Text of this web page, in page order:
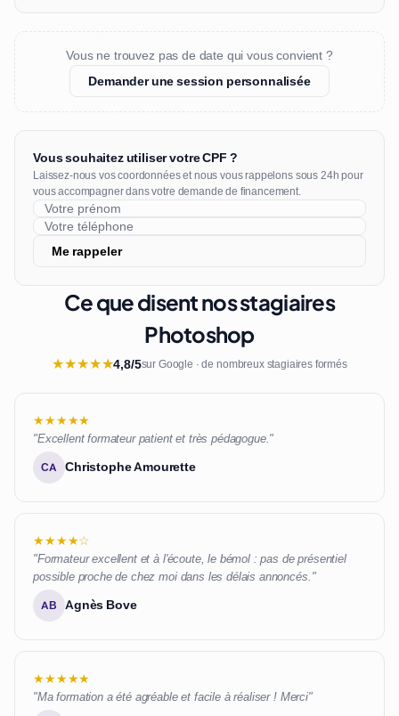
Vous ne trouvez pas de date qui vous convient ?
Demander une session personnalisée
Vous souhaitez utiliser votre CPF ?
Laissez-nous vos coordonnées et nous vous rappelons sous 24h pour
vous accompagner dans votre demande de financement.
Me rappeler
Ce que disent nos stagiaires
Photoshop
★★★★★4,8/5sur Google · de nombreux stagiaires formés
★★★★★
"Excellent formateur patient et très pédagogue."
CA Christophe Amourette
★★★★☆
"Formateur excellent et à l'écoute, le bémol : pas de présentiel
possible proche de chez moi dans les délais annoncés."
AB Agnès Bove
★★★★★
"Ma formation a été agréable et facile à réaliser ! Merci"